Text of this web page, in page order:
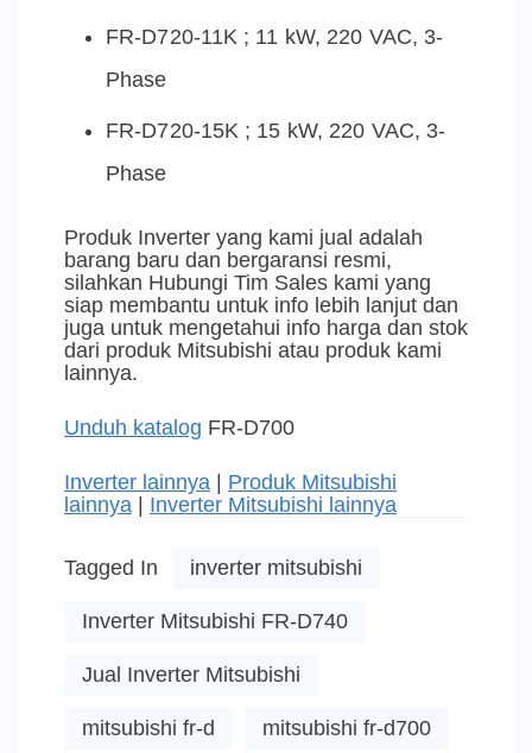
FR-D720-11K ; 11 kW, 220 VAC, 3-
Phase
FR-D720-15K ; 15 kW, 220 VAC, 3-
Phase
Produk Inverter yang kami jual adalah
barang baru dan bergaransi resmi,
silahkan Hubungi Tim Sales kami yang
siap membantu untuk info lebih lanjut dan
juga untuk mengetahui info harga dan stok
dari produk Mitsubishi atau produk kami
lainnya.
Unduh katalog FR-D700
Inverter lainnya
Produk Mitsubishi
lainnya
Inverter Mitsubishi lainnya
Tagged In inverter mitsubishi
Inverter Mitsubishi FR-D740
Jual Inverter Mitsubishi
mitsubishi fr-d mitsubishi fr-d700